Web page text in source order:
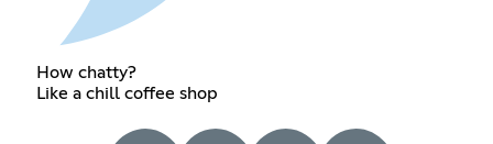
How chatty?
Like a chill coffee shop